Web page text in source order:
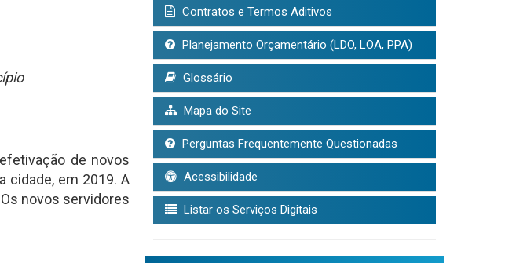
de novos
cidade, em 2019. A
novos servidores
Contratos e Termos Aditivos
Planejamento Orçamentário (LDO, LOA, PPA)
Glossário
Mapa do Site
Perguntas Frequentemente Questionadas
Acessibilidade
Listar os Serviços Digitais